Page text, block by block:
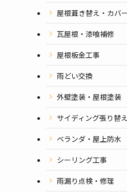
屋根葺き替え・カバ
瓦屋根・漆喰補修
屋根板金工事
雨どい交換
外壁塗装・屋根塗装
サイディング張り替え
ベランダ・屋上防水
シーリング工事
雨漏り点検・修理